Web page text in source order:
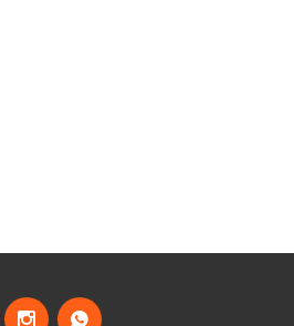
 